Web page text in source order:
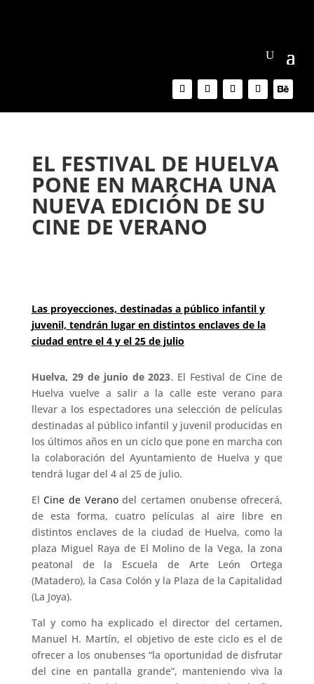
EL FESTIVAL DE HUELVA
PONE EN MARCHA UNA
NUEVA EDICIÓN DE SU
CINE DE VERANO
Las proyecciones, destinadas a público infantil y
juvenil, tendrán lugar en distintos enclaves de la
ciudad entre el 4 y el 25 de julio
Huelva, 29 de junio de 2023. El Festival de Cine de
Huelva vuelve a salir a la calle este verano para
llevar a los espectadores una selección de películas
destinadas al público infantil y juvenil producidas en
los últimos años en un ciclo que pone en marcha con
la colaboración del Ayuntamiento de Huelva y que
tendrá lugar del 4 al 25 de julio.
ElCine de Veranodel certamen onubense ofrecerá,
de esta forma, cuatro películas al aire libre en
distintos enclaves de la ciudad de Huelva, como la
plaza Miguel Raya de El Molino de la Vega, la zona
peatonal de la Escuela de Arte León Ortega
(Matadero), la Casa Colón y la Plaza de la Capitalidad
(La Joya).
Tal y como ha explicado el director del certamen,
Manuel H. Martín, el objetivo de este ciclo es el de
ofrecer a los onubenses “la oportunidad de disfrutar
del cine en pantalla grande”, manteniendo viva la